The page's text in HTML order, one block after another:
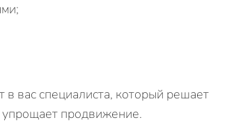
вас специалиста, который решает
упрощает продвижение.